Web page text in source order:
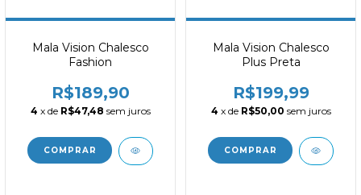
Mala Vision Chalesco
Fashion
R$189,90
4 x de R$47,48 sem juros
Mala Vision Chalesco
Plus Preta
R$199,99
4 x de R$50,00 sem juros